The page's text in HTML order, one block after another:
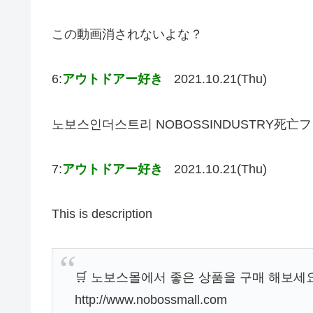
この動画消されないよな？
6:アウトドアー好き 2021.10.21(Thu)
노보스인더스트리 NOBOSSINDUSTRY死亡
7:アウトドアー好き 2021.10.21(Thu)
This is description
🛒 노보스몰에서 좋은 상품을 구매 해보세
http://www.nobossmall.com